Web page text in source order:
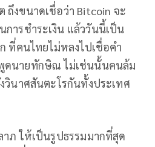
ถึงขนาดเชื่อว่า Bitcoin จะ
การชำระเงิน แล้ววันนี้เป็น
ที่คนไทยไม่หลงไปเชื่อคำ
ดนายทักษิณ ไม่เช่นนั้นคนล้ม
วินาศสันตะโรกันทั้งประเทศ
าภ ให้เป็นรูปธรรมมากที่สุด